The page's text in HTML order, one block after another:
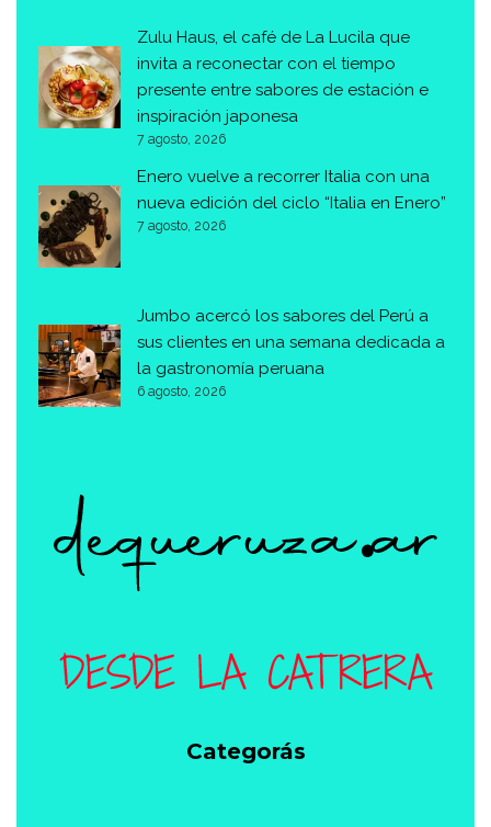
Zulu Haus, el café de La Lucila que
invita a reconectar con el tiempo
presente entre sabores de estación e
inspiración japonesa
7 agosto, 2026
Enero vuelve a recorrer Italia con una
nueva edición del ciclo “Italia en Enero”
7 agosto, 2026
Jumbo acercó los sabores del Perú a
sus clientes en una semana dedicada a
la gastronomía peruana
6 agosto, 2026
Categorás